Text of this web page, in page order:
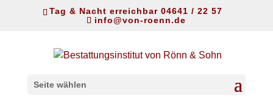
Tag & Nacht erreichbar 04641 / 22 57
info@von-roenn.de
Seite wählen